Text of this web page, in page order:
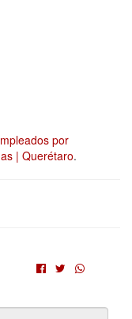
por
| Querétaro.